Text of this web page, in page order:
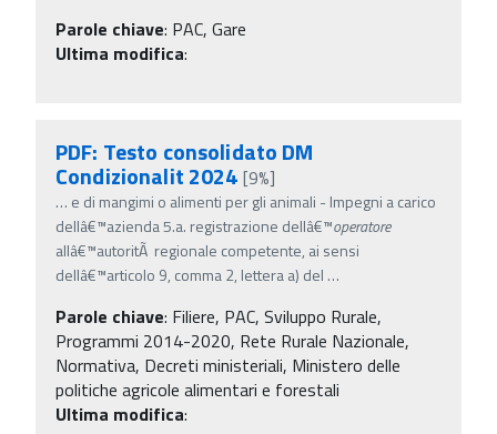
Parole chiave: PAC, Gare
Ultima modifica:
PDF: Testo consolidato DM
Condizionalit 2024 [9%]
… e di mangimi o alimenti per gli animali - Impegni a carico
dellâ€™azienda 5.a. registrazione dellâ€™operatore
allâ€™autoritÃ regionale competente, ai sensi
dellâ€™articolo 9, comma 2, lettera a) del …
Parole chiave: Filiere, PAC, Sviluppo Rurale,
Programmi 2014-2020, Rete Rurale Nazionale,
Normativa, Decreti ministeriali, Ministero delle
politiche agricole alimentari e forestali
Ultima modifica: